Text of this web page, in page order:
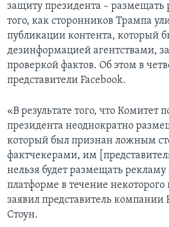
защиту президента – размещать
того, как сторонников Трампа
публикации контента, который
дезинформацией агентствами,
проверкой фактов. Об этом в
представители Facebook.
«В результате того, что Комитет
президента неоднократно
который был признан ложным
фактчекерами, им
нельзя будет размещать
платформе в течение
заявил представитель компании
Стоун.